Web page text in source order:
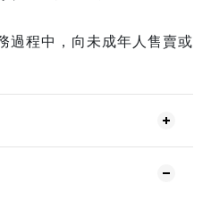
過程中，向未成年人售賣或